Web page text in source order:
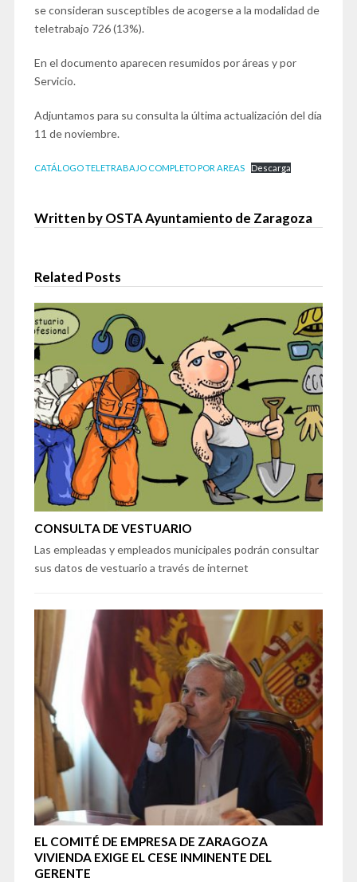
se consideran susceptibles de acogerse a la modalidad de
teletrabajo 726 (13%).
En el documento aparecen resumidos por áreas y por
Servicio.
Adjuntamos para su consulta la última actualización del día
11 de noviembre.
CATÁLOGO TELETRABAJO COMPLETO POR AREAS Descarga
Written by OSTA Ayuntamiento de Zaragoza
Related Posts
CONSULTA DE VESTUARIO
Las empleadas y empleados municipales podrán consultar
sus datos de vestuario a través de internet
EL COMITÉ DE EMPRESA DE ZARAGOZA
VIVIENDA EXIGE EL CESE INMINENTE DEL
GERENTE